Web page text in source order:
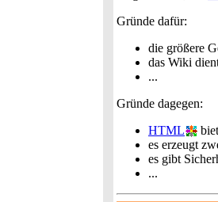
Gründe dafür:
die größere
das Wiki
...
Gründe dagegen:
HTML
es erzeugt
es gibt
...